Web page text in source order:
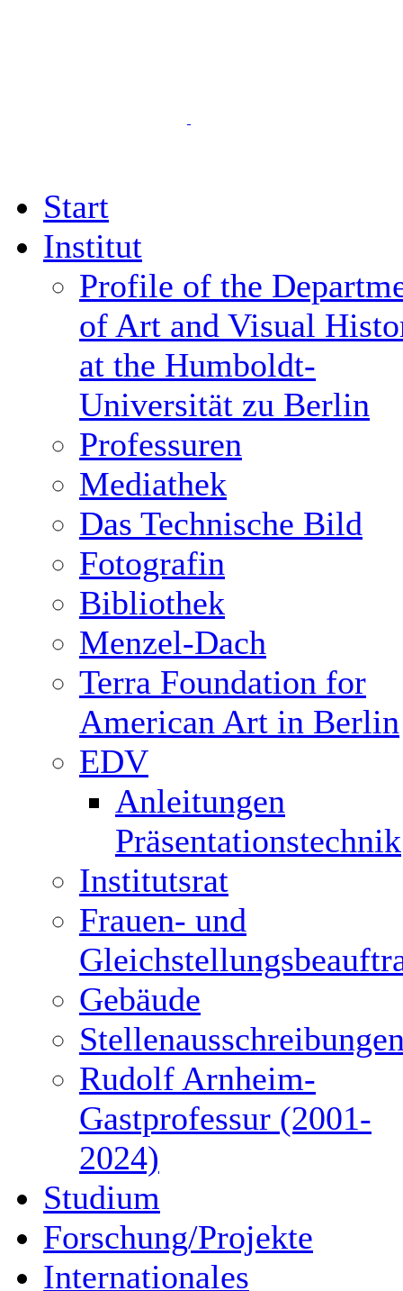
Start
Institut
Profile of the
of Art and Visual
at the Humboldt-
Universität zu Berlin
Professuren
Mediathek
Das Technische Bild
Fotografin
Bibliothek
Menzel-Dach
Terra Foundation for
American Art in Berlin
EDV
Anleitungen
Präsentationstechnik
Institutsrat
Frauen- und
Gebäude
Rudolf Arnheim-
Gastprofessur (2001-
2024)
Studium
Forschung/Projekte
Internationales